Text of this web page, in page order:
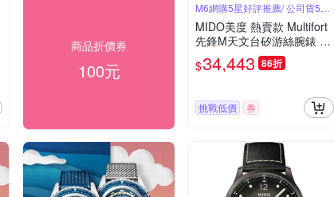
商品折價券
100元
M6網購5星好評推薦/ 公司貨5年
保固
MIDO美度 熱賣款 Multifort
先鋒M天文台矽游絲腕錶 黑
綠漸變面42㎜ M6(M03843
11109700)
$34,443 86折
挑戰低價 券